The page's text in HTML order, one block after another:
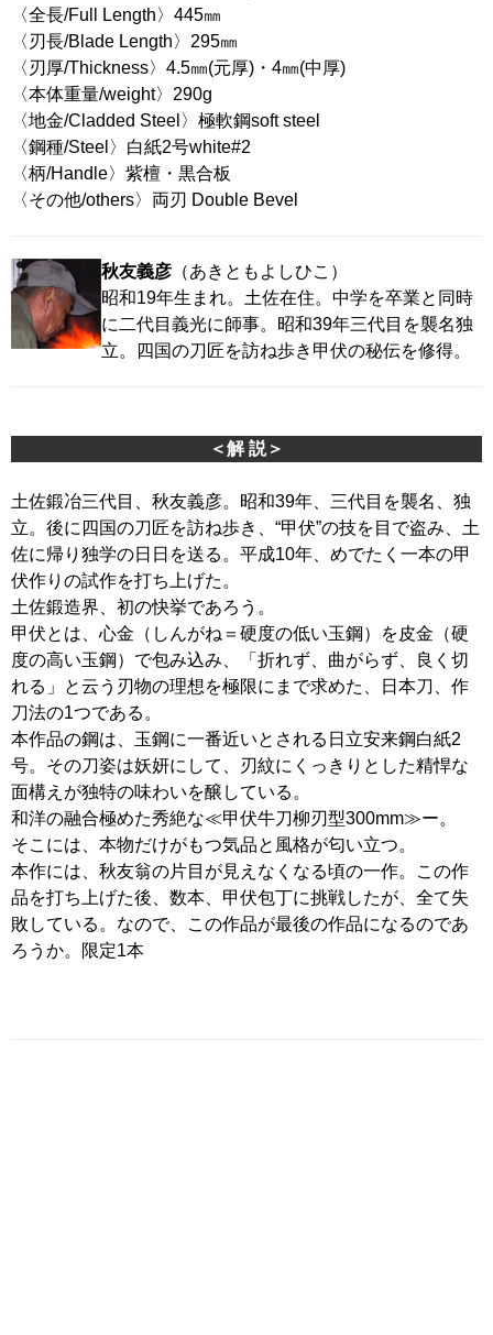
〈全長/Full Length〉445㎜
〈刃長/Blade Length〉295㎜
〈刃厚/Thickness〉4.5㎜(元厚)・4㎜(中厚)
〈本体重量/weight〉290g
〈地金/Cladded Steel〉極軟鋼soft steel
〈鋼種/Steel〉白紙2号white#2
〈柄/Handle〉紫檀・黒合板
〈その他/others〉両刃 Double Bevel
秋友義彦 （あきともよしひこ）
昭和19年生まれ。土佐在住。中学を卒業と同時
に二代目義光に師事。昭和39年三代目を襲名独
立。四国の刀匠を訪ね歩き甲伏の秘伝を修得。
＜解 説＞
土佐鍛冶三代目、秋友義彦。昭和39年、三代目を襲名、独
立。後に四国の刀匠を訪ね歩き、“甲伏”の技を目で盗み、土
佐に帰り独学の日日を送る。平成10年、めでたく一本の甲
伏作りの試作を打ち上げた。
土佐鍛造界、初の快挙であろう。
甲伏とは、心金（しんがね＝硬度の低い玉鋼）を皮金（硬
度の高い玉鋼）で包み込み、「折れず、曲がらず、良く切
れる」と云う刃物の理想を極限にまで求めた、日本刀、作
刀法の1つである。
本作品の鋼は、玉鋼に一番近いとされる日立安来鋼白紙2
号。その刀姿は妖妍にして、刃紋にくっきりとした精悍な
面構えが独特の味わいを醸している。
和洋の融合極めた秀絶な≪甲伏牛刀柳刃型300mm≫ー。
そこには、本物だけがもつ気品と風格が匂い立つ。
本作には、秋友翁の片目が見えなくなる頃の一作。この作
品を打ち上げた後、数本、甲伏包丁に挑戦したが、全て失
敗している。なので、この作品が最後の作品になるのであ
ろうか。限定1本